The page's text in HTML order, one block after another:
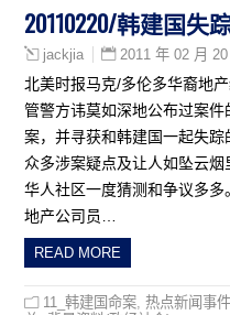
20110220/韩建国失
jackjia 2011 年 02 月 20
北美时报马克/多伦多华裔地
管警方讳莫如深地公布过案
案，并寻获和韩建国一起失
众多涉案疑点及让人如坠云
华人社区一度猜测和争议多
地产公司员…
READ MORE
11_韩建国命案 ,热点新闻事件